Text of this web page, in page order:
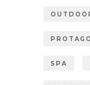
SPA